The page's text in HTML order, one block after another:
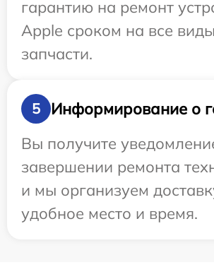
гарантию на ремонт
Apple сроком на все
запчасти.
5
Информирование о
Вы получите
завершении ремонта
и мы организуем
удобное место и время.